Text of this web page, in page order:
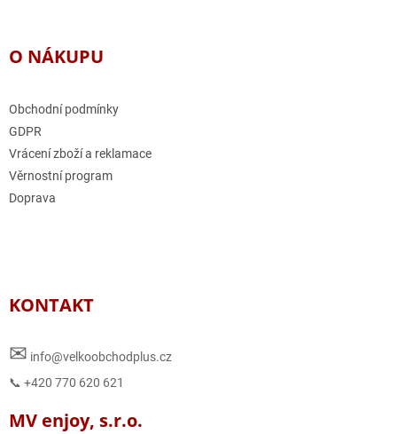
O NÁKUPU
Obchodní podmínky
GDPR
Vrácení zboží a reklamace
Věrnostní program
Doprava
KONTAKT
✉ info@velkoobchodplus.cz
📞 +420 770 620 621
MV enjoy, s.r.o.